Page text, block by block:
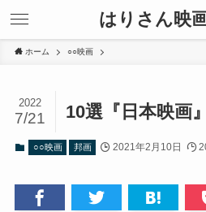
はりさん映
ホーム ○○映画
10選『日本映画
2022
7/21
○○映画 邦画 2021年2月10日